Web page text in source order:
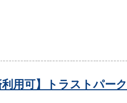
利用可】トラストパー